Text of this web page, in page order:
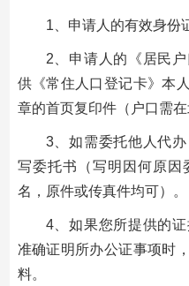
1、申请人的有效身份
2、申请人的《居民
供《常住人口登记卡》本
章的首页复印件（户口需在
3、如需委托他人代
写委托书（写明因何原
名，原件或传真件均可）。
4、如果您所提供的
准确证明所办公证事项时
料。